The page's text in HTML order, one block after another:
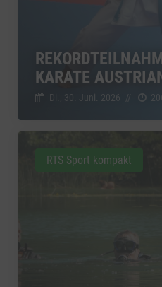
KARATE
Di., 30. Juni. 2026 //
RTS Sport kompakt